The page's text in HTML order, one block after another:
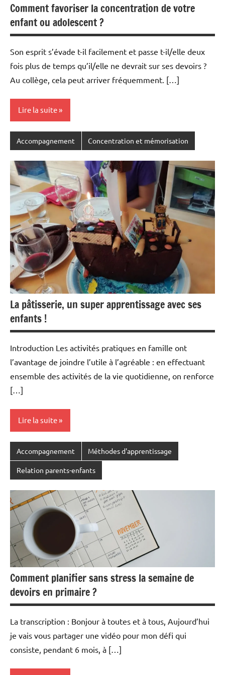
Comment favoriser la concentration de votre
enfant ou adolescent ?
Son esprit s’évade t-il facilement et passe t-il/elle deux
fois plus de temps qu’il/elle ne devrait sur ses devoirs ?
Au collège, cela peut arriver fréquemment. […]
Lire la suite
Accompagnement Concentration et mémorisation
La pâtisserie, un super apprentissage avec ses
enfants !
Introduction Les activités pratiques en famille ont
l’avantage de joindre l’utile à l’agréable : en effectuant
ensemble des activités de la vie quotidienne, on renforce
[…]
Lire la suite
Accompagnement Méthodes d'apprentissage
Relation parents-enfants
Comment planifier sans stress la semaine de
devoirs en primaire ?
La transcription : Bonjour à toutes et à tous, Aujourd’hui
je vais vous partager une vidéo pour mon défi qui
consiste, pendant 6 mois, à […]